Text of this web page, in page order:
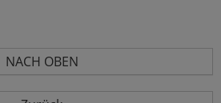
NACH OBEN